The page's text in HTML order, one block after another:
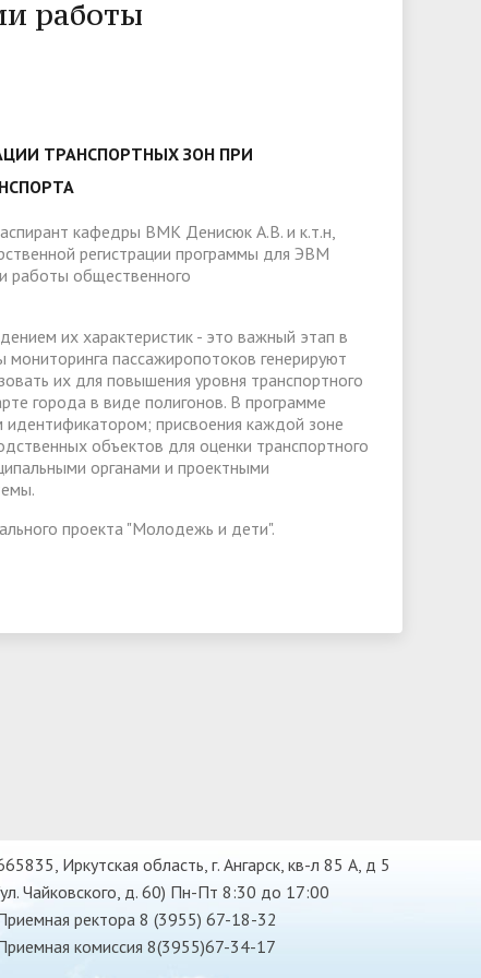
образовательной организации
Информационная поддержка
сотрудников и обучающихся по
вопросам коронавирусной
инфекции и организации
дистанционного обучения
Херсонской области
Дополнительный прием
работы
ТРАНСПОРТНЫХ ЗОН ПРИ
аспирант кафедры ВМК Денисюк А.В. и к.т.н,
регистрации программы для ЭВМ
работы общественного
их характеристик - это важный этап в
пассажиропотоков генерируют
их для повышения уровня транспортного
города в виде полигонов. В программе
присвоения каждой зоне
объектов для оценки транспортного
органами и проектными
проекта "Молодежь и дети".
Иркутская область, г. Ангарск, кв-л 85 А, д 5
Чайковского, д. 60) Пн-Пт 8:30 до 17:00
ректора 8 (3955) 67-18-32
комиссия 8(3955)67-34-17